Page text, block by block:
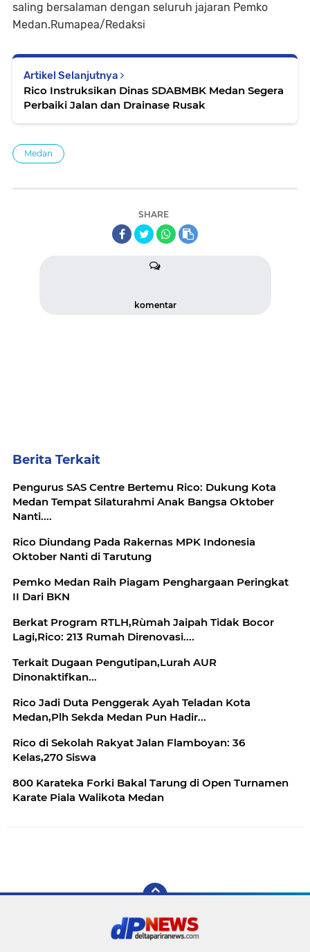
saling bersalaman dengan seluruh jajaran Pemko
Medan.Rumapea/Redaksi
Artikel Selanjutnya
Rico Instruksikan Dinas SDABMBK Medan Segera
Perbaiki Jalan dan Drainase Rusak
Medan
SHARE
komentar
Berita Terkait
Pengurus SAS Centre Bertemu Rico: Dukung Kota
Medan Tempat Silaturahmi Anak Bangsa Oktober
Nanti....
Rico Diundang Pada Rakernas MPK Indonesia
Oktober Nanti di Tarutung
Pemko Medan Raih Piagam Penghargaan Peringkat
II Dari BKN
Berkat Program RTLH,Rùmah Jaipah Tidak Bocor
Lagi,Rico: 213 Rumah Direnovasi....
Terkait Dugaan Pengutipan,Lurah AUR
Dinonaktifkan...
Rico Jadi Duta Penggerak Ayah Teladan Kota
Medan,Plh Sekda Medan Pun Hadir...
Rico di Sekolah Rakyat Jalan Flamboyan: 36
Kelas,270 Siswa
800 Karateka Forki Bakal Tarung di Open Turnamen
Karate Piala Walikota Medan